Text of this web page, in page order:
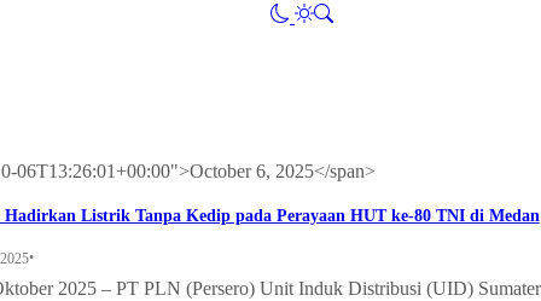
06T13:26:01+00:00">October 6, 2025</span>
Hadirkan Listrik Tanpa Kedip pada Perayaan HUT ke-80 TNI di Medan
•
2025 – PT PLN (Persero) Unit Induk Distribusi (UID)